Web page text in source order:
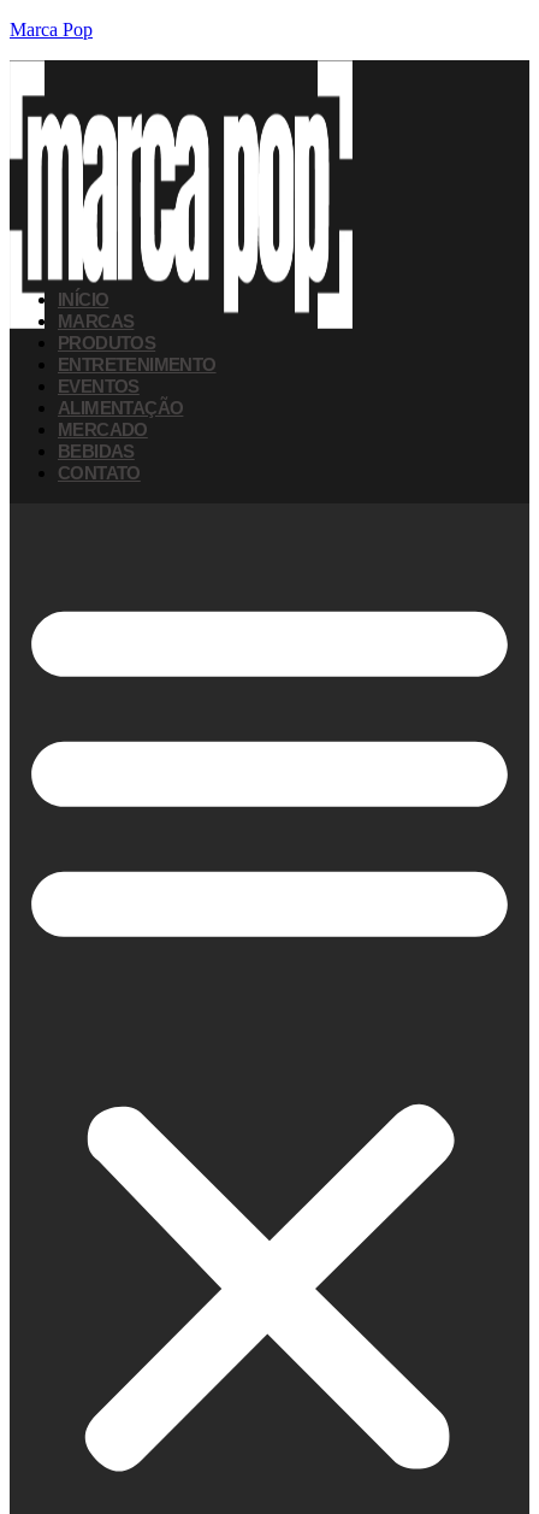
Marca Pop
INÍCIO
MARCAS
PRODUTOS
ENTRETENIMENTO
EVENTOS
ALIMENTAÇÃO
MERCADO
BEBIDAS
CONTATO